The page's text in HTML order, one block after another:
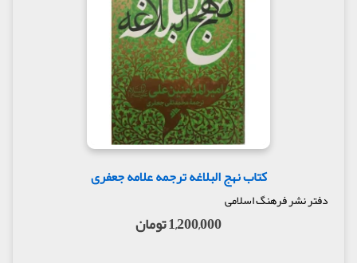
کتاب نهج البلاغه ترجمه علامه جعفری
دفتر نشر فرهنگ اسلامی
1,200,000 تومان